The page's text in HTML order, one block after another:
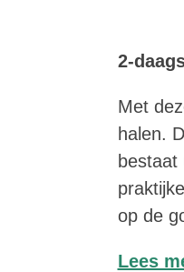
2-
Met
halen.
bestaat
op de
Lees